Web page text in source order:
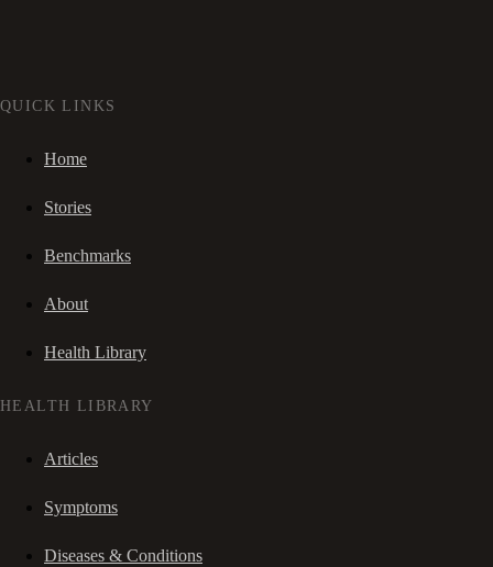
QUICK LINKS
Home
Stories
Benchmarks
About
Health Library
HEALTH LIBRARY
Articles
Symptoms
Diseases & Conditions